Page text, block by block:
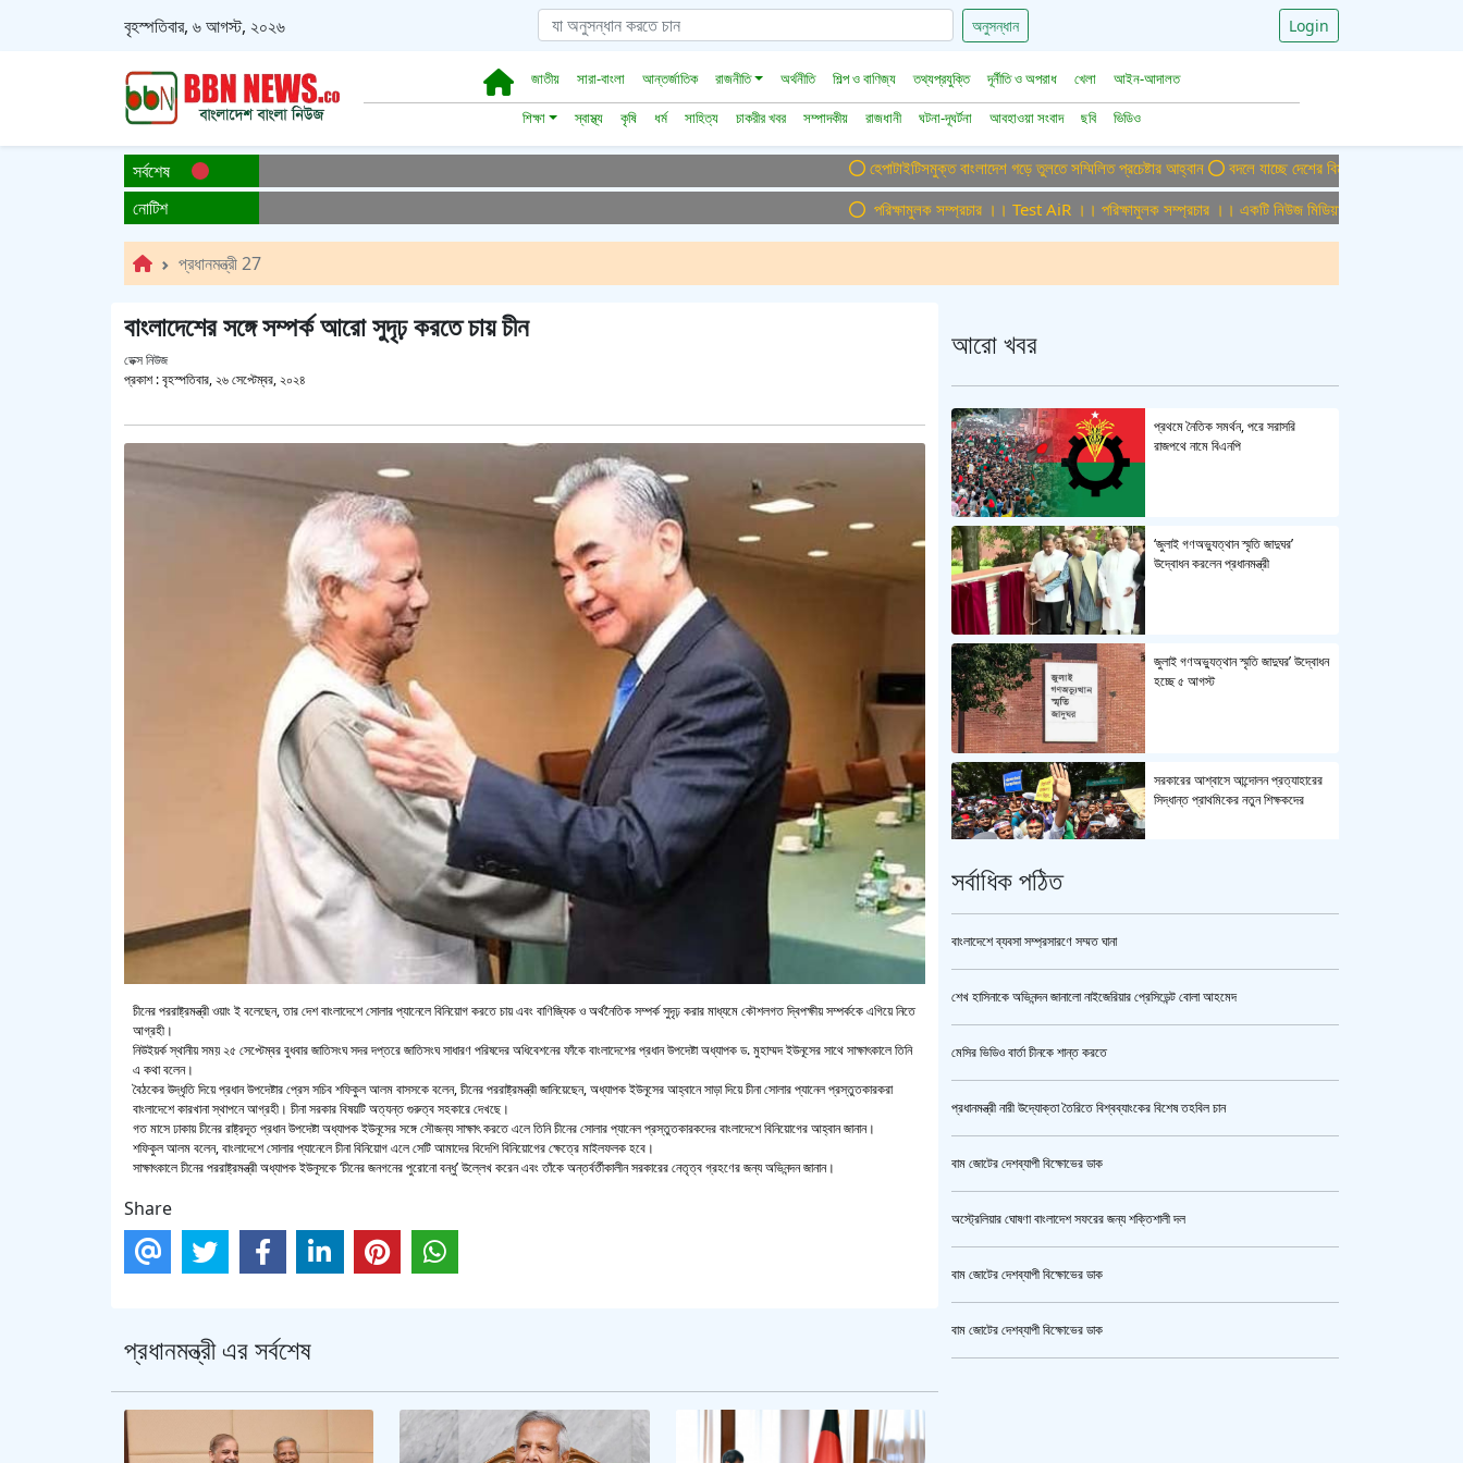
বৃহস্পতিবার, ৬ আগস্ট, ২০২৬ অনুসন্ধান Login
জাতীয় সারা-বাংলা আন্তর্জাতিক রাজনীতি অর্থনীতি শিল্প ও বাণিজ্য তথ্যপ্রযুক্তি দূর্নীতি ও অপরাধ খেলা
আইন-আদালত
শিক্ষা
স্বাস্থ্য কৃষি ধর্ম সাহিত্য চাকরীর খবর সম্পাদকীয় রাজধানী ঘটনা-দূঘর্টনা আবহাওয়া সংবাদ ছবি ভিডিও
সর্বশেষ হেপাটাইটিসমুক্ত বাংলাদেশ গড়ে তুলতে সম্মিলিত প্রচেষ্টার আহ্বান বদলে যাচ্ছে দেশের বিমান ও পর্যটন খাত, ডিসেম্বরে
নোটিশ পরিক্ষামুলক সম্প্রচার ।। Test AiR ।। পরিক্ষামুলক সম্প্রচার ।। একটি নিউজ মিডিয়া হাউজের জন্য অফিস
প্রধানমন্ত্রী 27
বাংলাদেশের সঙ্গে সম্পর্ক আরো সুদৃঢ় করতে চায় চীন
ডেক্স নিউজ
প্রকাশ :বৃহস্পতিবার, ২৬ সেপ্টেম্বর, ২০২৪
চীনের পররাষ্ট্রমন্ত্রী ওয়াং ই বলেছেন, তার দেশ বাংলাদেশে সোলার প্যানেলে বিনিয়োগ করতে চায় এবং বাণিজ্যিক ও অর্থনৈতিক সম্পর্ক সুদৃঢ় করার মাধ্যমে কৌশলগত দ্বিপক্ষীয় সম্পর্ককে এগিয়ে নিতে
আগ্রহী।
নিউইয়র্ক স্থানীয় সময় ২৫ সেপ্টেম্বর বুধবার জাতিসংঘ সদর দপ্তরে জাতিসংঘ সাধারণ পরিষদের অধিবেশনের ফাঁকে বাংলাদেশের প্রধান উপদেষ্টা অধ্যাপক ড. মুহাম্মদ ইউনূসের সাথে সাক্ষাৎকালে তিনি
এ কথা বলেন।
বৈঠকের উদ্ধৃতি দিয়ে প্রধান উপদেষ্টার প্রেস সচিব শফিকুল আলম বাসসকে বলেন, চীনের পররাষ্ট্রমন্ত্রী জানিয়েছেন, অধ্যাপক ইউনূসের আহ্বানে সাড়া দিয়ে চীনা সোলার প্যানেল প্রস্তুতকারকরা
বাংলাদেশে কারখানা স্থাপনে আগ্রহী। চীনা সরকার বিষয়টি অত্যন্ত গুরুত্ব সহকারে দেখছে।
গত মাসে ঢাকায় চীনের রাষ্ট্রদূত প্রধান উপদেষ্টা অধ্যাপক ইউনূসের সঙ্গে সৌজন্য সাক্ষাৎ করতে এলে তিনি চীনের সোলার প্যানেল প্রস্তুতকারকদের বাংলাদেশে বিনিয়োগের আহ্বান জানান।
শফিকুল আলম বলেন, বাংলাদেশে সোলার প্যানেলে চীনা বিনিয়োগ এলে সেটি আমাদের বিদেশি বিনিয়োগের ক্ষেত্রে মাইলফলক হবে।
সাক্ষাৎকালে চীনের পররাষ্ট্রমন্ত্রী অধ্যাপক ইউনূসকে ‘চীনের জনগনের পুরোনো বন্ধু’ উল্লেখ করেন এবং তাঁকে অন্তর্বর্তীকালীন সরকারের নেতৃত্ব গ্রহণের জন্য অভিনন্দন জানান।
Share
প্রধানমন্ত্রী এর সর্বশেষ
আরো খবর
প্রথমে নৈতিক সমর্থন, পরে সরাসরি
রাজপথে নামে বিএনপি
‘জুলাই গণঅভ্যুত্থান স্মৃতি জাদুঘর’
উদ্বোধন করলেন প্রধানমন্ত্রী
জুলাই গণঅভ্যুত্থান স্মৃতি জাদুঘর’ উদ্বোধন
হচ্ছে ৫ আগস্ট
সরকারের আশ্বাসে আন্দোলন প্রত্যাহারের
সিদ্ধান্ত প্রাথমিকের নতুন শিক্ষকদের
লাঠিয়াল বাহিনী নয় : স্বরাষ্ট্রমন্ত্রী
ক্যামেরার টান আজও অটুট, মঞ্চ-সিনেমা
এসএসসি ও সমমানের পরীক্ষার ফলাফল ১০
সর্বাধিক পঠিত
বাংলাদেশে ব্যবসা সম্প্রসারণে সম্মত ঘানা
শেখ হাসিনাকে অভিনন্দন জানালো নাইজেরিয়ার প্রেসিডেন্ট বোলা আহমেদ
মেসির ভিডিও বার্তা চীনকে শান্ত করতে
প্রধানমন্ত্রী নারী উদ্যোক্তা তৈরিতে বিশ্বব্যাংকের বিশেষ তহবিল চান
বাম জোটের দেশব্যাপী বিক্ষোভের ডাক
অস্ট্রেলিয়ার ঘোষণা বাংলাদেশ সফরের জন্য শক্তিশালী দল
বাম জোটের দেশব্যাপী বিক্ষোভের ডাক
বাম জোটের দেশব্যাপী বিক্ষোভের ডাক